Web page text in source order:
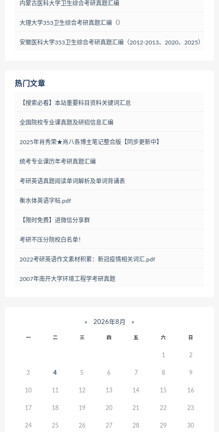
内蒙古医科大学卫生综合考研真题汇编
大理大学353卫生综合考研真题汇编（）
安徽医科大学353卫生综合考研真题汇编（2012-2013、2020、2025）
热门文章
【搜索必看】本站重要科目资料关键词汇总
全国院校专业课真题及研招信息汇编
2025年肖秀荣★肖八各博主笔记整合版【同步更新中】
统考专业课历年考研真题汇编
考研英语真题阅读单词解析及单词背诵表
衡水体英语字帖.pdf
【限时免费】进微信分享群
考研不压分院校白名单！
2022考研英语作文素材积累：新冠疫情相关词汇.pdf
2007年南开大学环境工程学考研真题
« 2026年8月 »
一 二 三 四 五 六 日
1 2
3 4 5 6 7 8 9
10 11 12 13 14 15 16
17 18 19 20 21 22 23
24 25 26 27 28 29 30